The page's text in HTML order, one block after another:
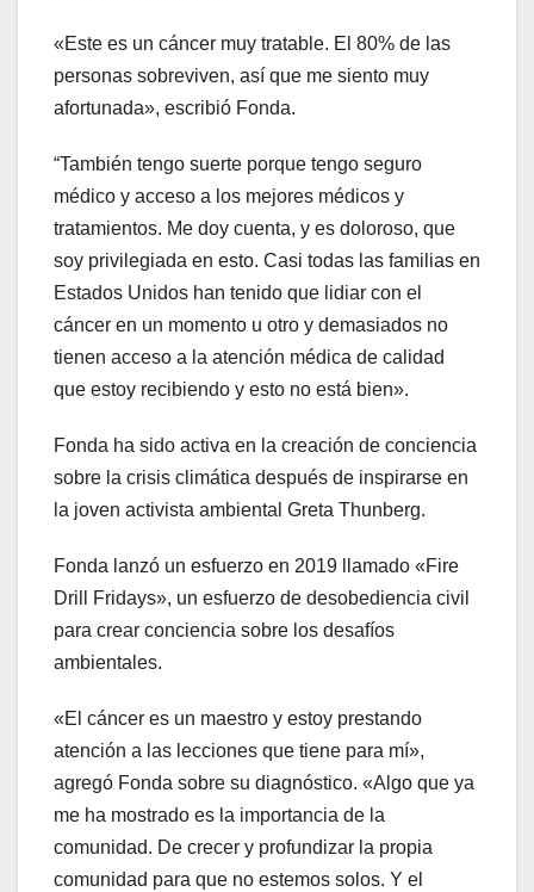
«Este es un cáncer muy tratable. El 80% de las
personas sobreviven, así que me siento muy
afortunada», escribió Fonda.
“También tengo suerte porque tengo seguro
médico y acceso a los mejores médicos y
tratamientos. Me doy cuenta, y es doloroso, que
soy privilegiada en esto. Casi todas las familias en
Estados Unidos han tenido que lidiar con el
cáncer en un momento u otro y demasiados no
tienen acceso a la atención médica de calidad
que estoy recibiendo y esto no está bien».
Fonda ha sido activa en la creación de conciencia
sobre la crisis climática después de inspirarse en
la joven activista ambiental Greta Thunberg.
Fonda lanzó un esfuerzo en 2019 llamado «Fire
Drill Fridays», un esfuerzo de desobediencia civil
para crear conciencia sobre los desafíos
ambientales.
«El cáncer es un maestro y estoy prestando
atención a las lecciones que tiene para mí»,
agregó Fonda sobre su diagnóstico. «Algo que ya
me ha mostrado es la importancia de la
comunidad. De crecer y profundizar la propia
comunidad para que no estemos solos. Y el